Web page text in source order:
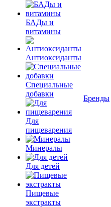
БАДы и
витамины
Антиоксиданты
Специальные
добавки
Для
пищеварения
Минералы
Для детей
Пищевые
экстракты
Бренды